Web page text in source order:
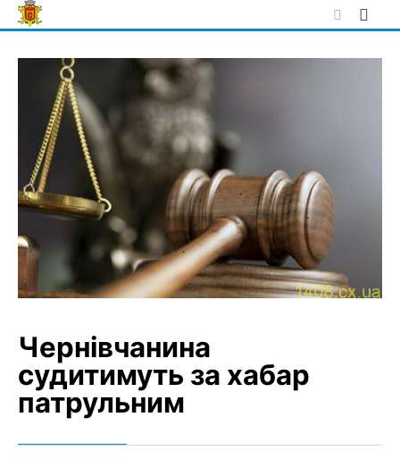
Skip
to
Чернівчанина
судитимуть за хабар
патрульним